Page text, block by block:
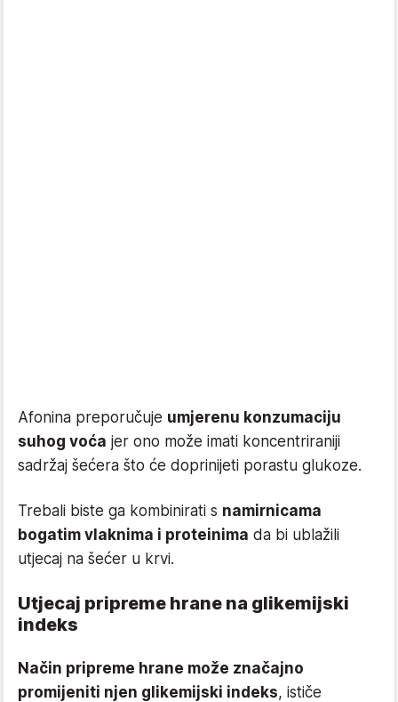
Afonina preporučuje umjerenu konzumaciju
suhog voća jer ono može imati koncentriraniji
sadržaj šećera što će doprinijeti porastu glukoze.
Trebali biste ga kombinirati s namirnicama
bogatim vlaknima i proteinima da bi ublažili
utjecaj na šećer u krvi.
Utjecaj pripreme hrane na glikemijski
indeks
Način pripreme hrane može značajno
promijeniti njen glikemijski indeks, ističe